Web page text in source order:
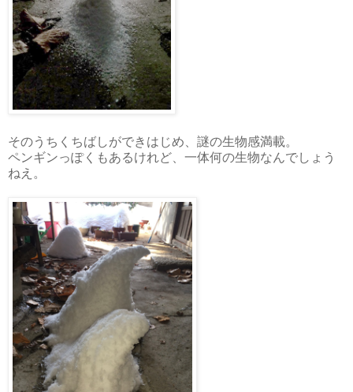
そのうちくちばしができはじめ、謎の生物感満載。
ペンギンっぽくもあるけれど、一体何の生物なんでしょう
ねえ。